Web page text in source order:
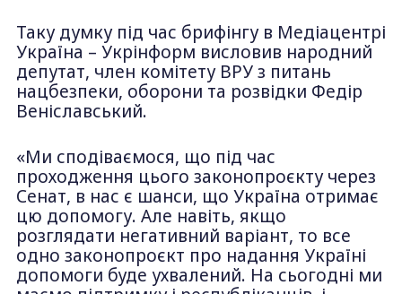
Таку думку під час брифінгу в Медіацентрі
Україна – Укрінформ висловив народний
депутат, член комітету ВРУ з питань
нацбезпеки, оборони та розвідки Федір
Веніславський.
«Ми сподіваємося, що під час
проходження цього законопроєкту через
Сенат, в нас є шанси, що Україна отримає
цю допомогу. Але навіть, якщо
розглядати негативний варіант, то все
одно законопроєкт про надання Україні
допомоги буде ухвалений. На сьогодні ми